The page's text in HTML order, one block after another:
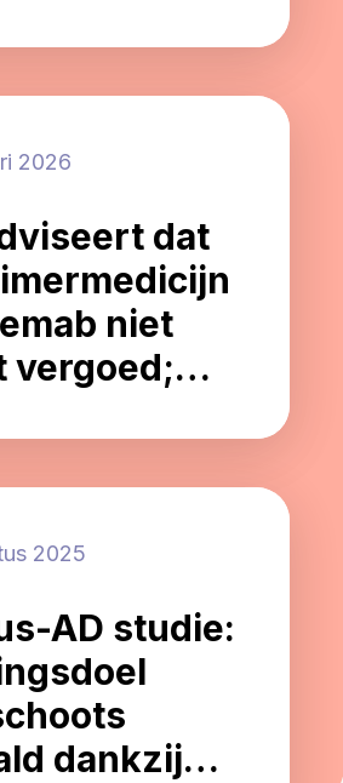
2026
dat
niet
vergoed;
en hun
2025
AD studie:
dankzij